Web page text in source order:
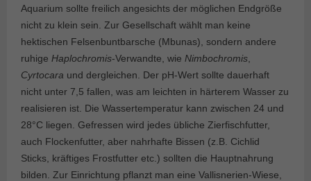
Aquarium sollte freilich angesichts der möglichen Endgröße
nicht zu klein sein. Zur Gesellschaft wählt man keine
hektischen Felsenbuntbarsche (Mbunas), sondern andere
ruhige Haplochromis-Verwandte, wie Nimbochromis
Cyrtocara und dergleichen. Der pH-Wert sollte dauerhaft
nicht unter 7,5 fallen, was am leichten in härterem Wasser zu
realisieren ist. Die Wassertemperatur kann zwischen 24 und
28°C liegen. Gefressen wird jedes übliche Zierfischfutter,
auch Flockenfutter, aber nahrhafte Bissen (z.B. Cichlid
Sticks, kräftiges Frostfutter etc.) sollten die Hauptnahrung
bilden. Zur Einrichtung pflanzt man eine Vallisnerien-Wiese,